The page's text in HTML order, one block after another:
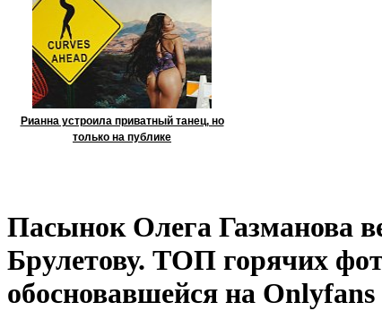
Рианна устроила приватный танец, но
только на публике
Пасынок Олега Газманова
Брулетову. ТОП горячих
обосновавшейся на Onlyfans